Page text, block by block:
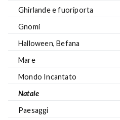
Ghirlande e fuoriporta
Gnomi
Halloween, Befana
Mare
Mondo Incantato
Natale
Paesaggi